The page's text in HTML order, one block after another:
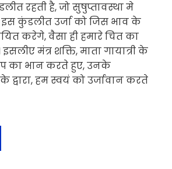
रहती है, जो सुषुप्तावस्था मे
इस कुंडलीत उर्जा को जिस भाव के
करेगे, वैसा ही हमारे चित का
मंत्र शक्ति, माता गायात्री के
का भान करते हुए, उनके
द्वारा, हम स्वयं को उर्जावान करते